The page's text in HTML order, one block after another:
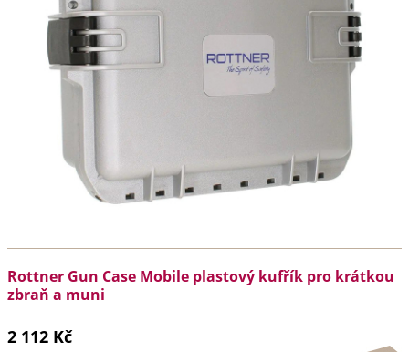
Rottner Gun Case Mobile plastový kufřík pro krátkou
zbraň a muni
2 112 Kč